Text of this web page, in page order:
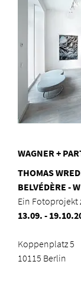
WAGNER +
THOMAS
BELVÉDÈRE -
Ein Fotoprojekt
13.09. -
Koppenplatz 5
10115 Berlin